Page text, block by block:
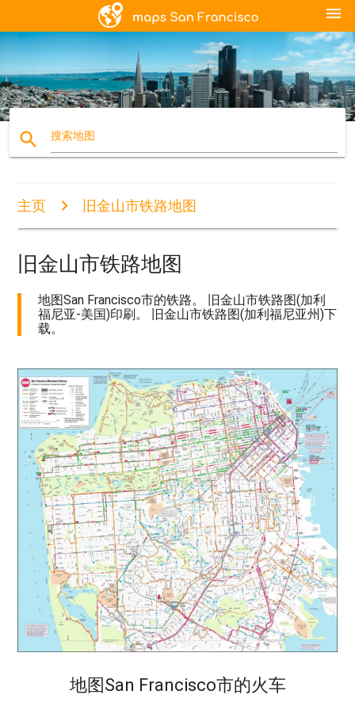
menu
search 搜索地图
主页 旧金山市铁路地图
旧金山市铁路地图
地图San Francisco市的铁路。 旧金山市铁路图(加利
福尼亚-美国)印刷。 旧金山市铁路图(加利福尼亚州)下
载。
地图San Francisco市的火车